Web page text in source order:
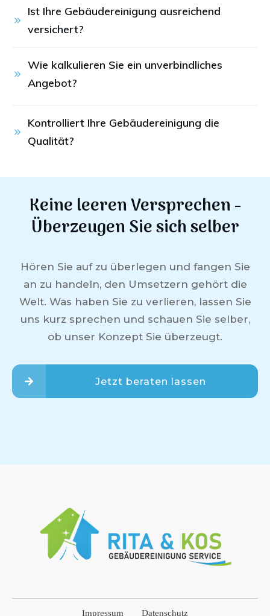
Ist Ihre Gebäudereinigung ausreichend
versichert?
Wie kalkulieren Sie ein unverbindliches
Angebot?
Kontrolliert Ihre Gebäudereinigung die
Qualität?
Keine leeren Versprechen -
Überzeugen Sie sich selber
Hören Sie auf zu überlegen und fangen Sie
an zu handeln, den Umsetzern gehört die
Welt. Was haben Sie zu verlieren, lassen Sie
uns kurz sprechen und schauen Sie selber,
ob unser Konzept Sie überzeugt.
Jetzt beraten lassen
Impressum Datenschutz